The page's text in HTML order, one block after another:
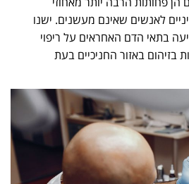
לאנשים שאינם מעשנים. ישנו
בתאי הדם האחראים על ריפוי
בזיהום באזור החניכיים בעת